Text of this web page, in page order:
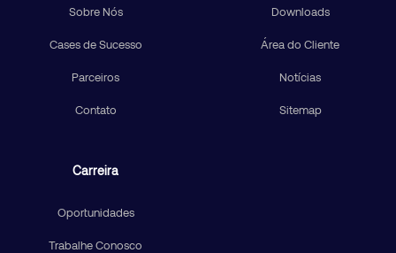
Sobre Nós
Cases de Sucesso
Parceiros
Contato
Downloads
Área do Cliente
Notícias
Sitemap
Carreira
Oportunidades
Trabalhe Conosco